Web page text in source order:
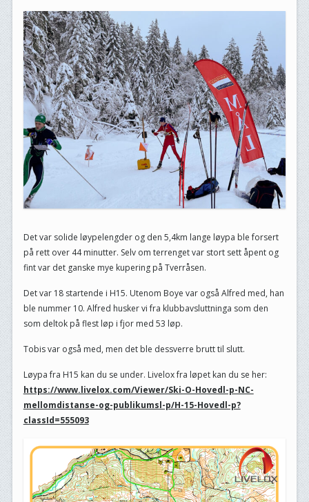
Det var solide løypelengder og den 5,4km lange løypa ble forsert
på rett over 44 minutter. Selv om terrenget var stort sett åpent og
fint var det ganske mye kupering på Tverråsen.
Det var 18 startende i H15. Utenom Boye var også Alfred med, han
ble nummer 10. Alfred husker vi fra klubbavsluttninga som den
som deltok på flest løp i fjor med 53 løp.
Tobis var også med, men det ble dessverre brutt til slutt.
Løypa fra H15 kan du se under. Livelox fra løpet kan du se her:
https://www.livelox.com/Viewer/Ski-O-Hovedl-p-NC-
mellomdistanse-og-publikumsl-p/H-15-Hovedl-p?
classId=555093